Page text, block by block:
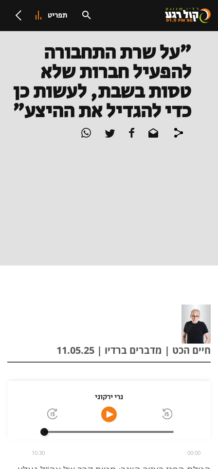
תפריט
"על שרת התחבורה
להפעיל חברות שלא
טסות בשבת, לעשות כן
כדי להגדיל את ההיצע"
חיים הכט | מדברים ברדיו | 11.05.25
נרי ירקוני
00:00
10:30